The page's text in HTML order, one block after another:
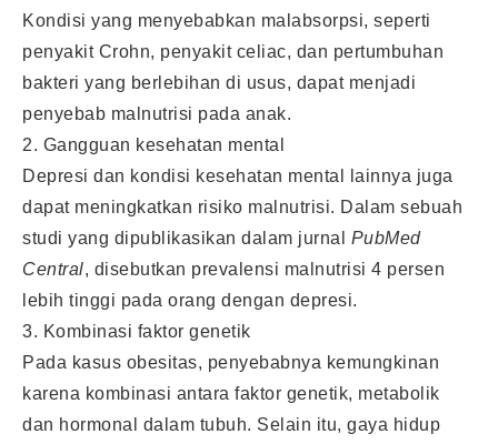
Kondisi yang menyebabkan malabsorpsi, seperti
penyakit Crohn, penyakit celiac, dan pertumbuhan
bakteri yang berlebihan di usus, dapat menjadi
penyebab malnutrisi pada anak.
2. Gangguan kesehatan mental
Depresi dan kondisi kesehatan mental lainnya juga
dapat meningkatkan risiko malnutrisi. Dalam sebuah
studi yang dipublikasikan dalam jurnal PubMed
Central, disebutkan prevalensi malnutrisi 4 persen
lebih tinggi pada orang dengan depresi.
3. Kombinasi faktor genetik
Pada kasus obesitas, penyebabnya kemungkinan
karena kombinasi antara faktor genetik, metabolik
dan hormonal dalam tubuh. Selain itu, gaya hidup